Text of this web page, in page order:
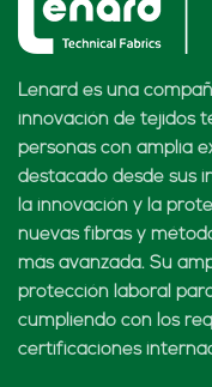
Lenard es una
innovación de tejidos
personas con amplia
destacado desde sus
la innovación y la
nuevas fibras y
más avanzada. Su
protección laboral
cumpliendo con los
certificaciones